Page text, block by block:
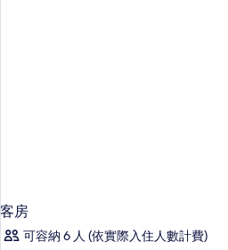
客房
可容納 6 人 (依實際入住人數計費)